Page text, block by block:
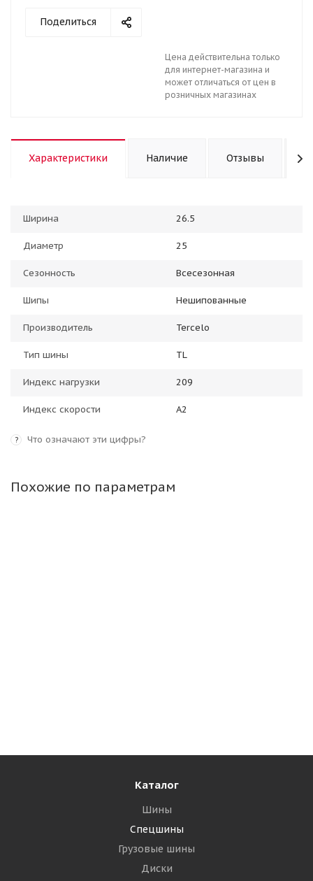
Поделиться
Цена действительна только
для интернет-магазина и
может отличаться от цен в
розничных магазинах
Характеристики Наличие Отзывы
Ширина 26.5
Диаметр 25
Сезонность Всесезонная
Шипы Нешипованные
Производитель Tercelo
Тип шины TL
Индекс нагрузки 209
Индекс скорости A2
? Что означают эти цифры?
Похожие по параметрам
Каталог
Шины
Спецшины
Грузовые шины
Диски